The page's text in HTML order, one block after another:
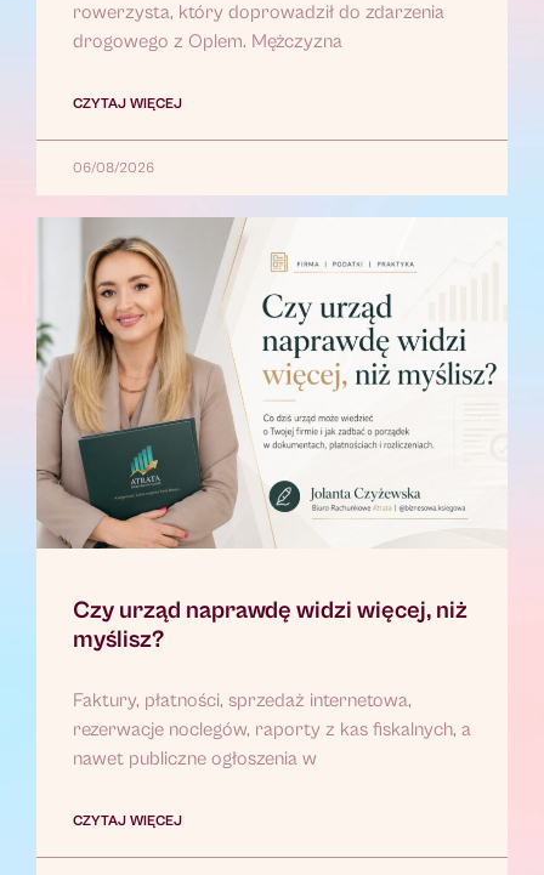
rowerzysta, który doprowadził do zdarzenia
drogowego z Oplem. Mężczyzna
CZYTAJ WIĘCEJ
06/08/2026
Czy urząd naprawdę widzi więcej, niż
myślisz?
Faktury, płatności, sprzedaż internetowa,
rezerwacje noclegów, raporty z kas fiskalnych, a
nawet publiczne ogłoszenia w
CZYTAJ WIĘCEJ